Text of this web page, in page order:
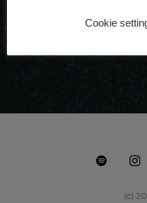
(c)
Cookie